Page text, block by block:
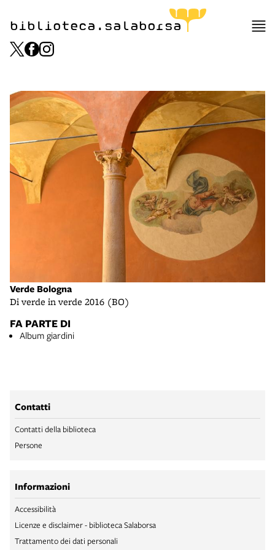
biblioteca.salaborsa
Verde Bologna
Di verde in verde 2016 (BO)
FA PARTE DI
Album giardini
Contatti
Contatti della biblioteca
Persone
Informazioni
Accessibilità
Licenze e disclaimer - biblioteca Salaborsa
Trattamento dei dati personali